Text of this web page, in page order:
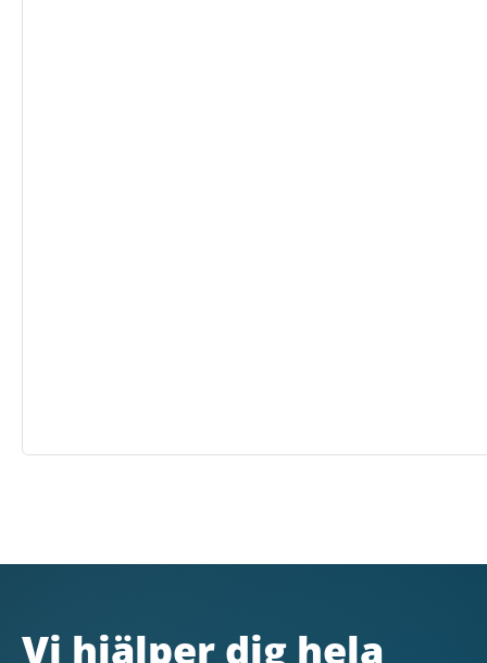
Vi hjälper dig hela